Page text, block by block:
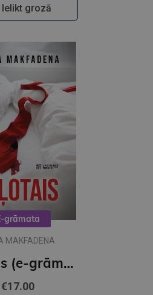
Ielikt grozā
grāmata
MAKFADENA
Mīļotais (e-grāmata)
€17.00